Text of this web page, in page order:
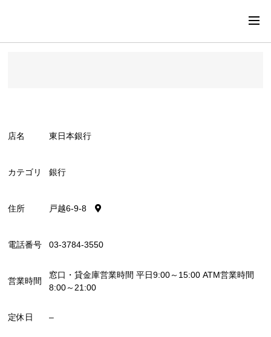
店名 東日本銀行
カテゴリ 銀行
住所 戸越6-9-8
電話番号 03-3784-3550
営業時間
窓口・貸金庫営業時間 平日9:00～15:00 ATM営業時間
8:00～21:00
定休日 –